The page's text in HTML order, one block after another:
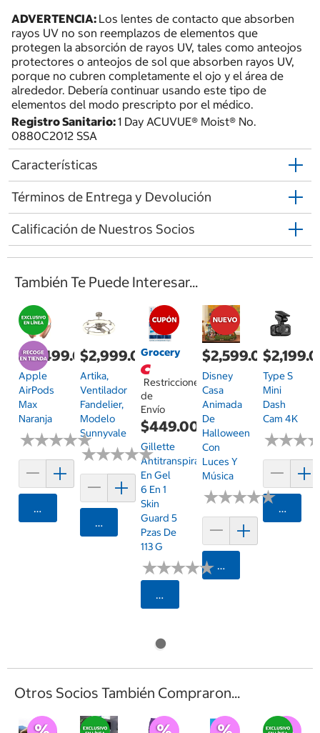
ADVERTENCIA: Los lentes de contacto que absorben
rayos UV no son reemplazos de elementos que
protegen la absorción de rayos UV, tales como anteojos
protectores o anteojos de sol que absorben rayos UV,
porque no cubren completamente el ojo y el área de
alrededor. Debería continuar usando este tipo de
elementos del modo prescripto por el médico.
Registro Sanitario:1 Day ACUVUE® Moist® No.
0880C2012 SSA
Características
Términos de Entrega y Devolución
Calificación de Nuestros Socios
También Te Puede Interesar...
$11,499.00
Apple
AirPods
Max
Naranja
★★★★★
★★★★★
Agregar
$2,999.00
Artika,
Ventilador
Fandelier,
Modelo
Sunnyvale
★★★★★
★★★★★
Agregar
Grocery
Restricciones
de
Envío
$449.00
Gillette
Antitranspirante
En Gel
6 En 1
Skin
Guard 5
Pzas De
113 G
★★★★★
★★★★★
Seleccionar Código Postal
$2,599.00
Disney
Casa
Animada
De
Halloween
Con
Luces Y
Música
★★★★★
★★★★★
Agregar
Type S
Mini
Dash
Cam 4K
★★★
★★★
Otros Socios También Compraron...